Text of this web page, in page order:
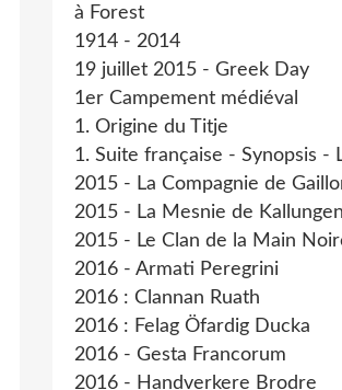
à Forest
1914 - 2014
19 juillet 2015 - Greek Day
1er Campement médiéval
1. Origine du Titje
1. Suite française - Synopsis -
2015 - La Compagnie de
2015 - La Mesnie de Kallungen
2015 - Le Clan de la Main
2016 - Armati Peregrini
2016 : Clannan Ruath
2016 : Felag Öfardig Ducka
2016 - Gesta Francorum
2016 - Handverkere Brodre